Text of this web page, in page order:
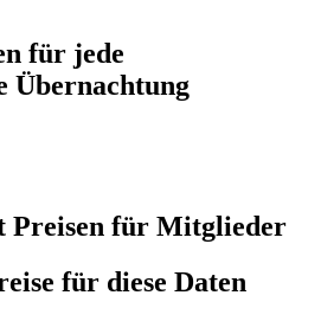
für jede
Übernachtung
Preisen für Mitglieder
für diese Daten